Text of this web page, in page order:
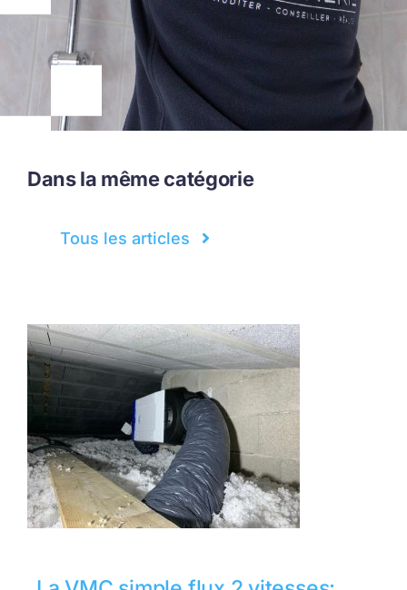
Dans la même catégorie
Tous les articles